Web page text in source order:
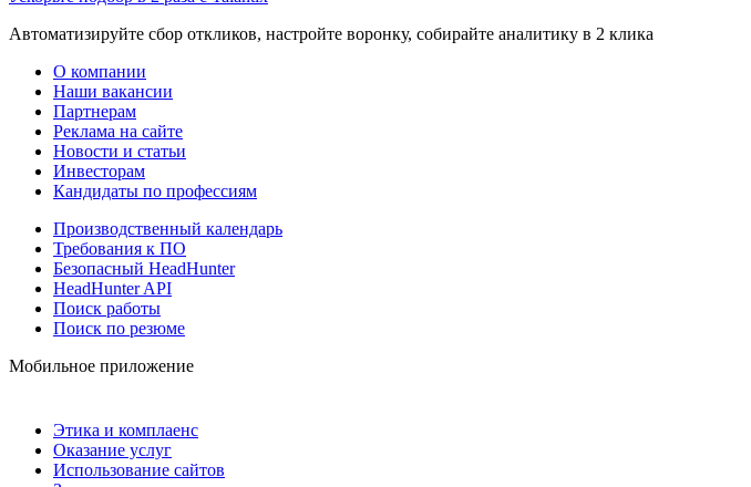
Автоматизируйте сбор откликов, настройте воронку, собирайте аналитику в 2 клика
О компании
Наши вакансии
Партнерам
Реклама на сайте
Новости и статьи
Инвесторам
Кандидаты по профессиям
Производственный календарь
Требования к ПО
Безопасный HeadHunter
HeadHunter API
Поиск работы
Поиск по резюме
Мобильное приложение
Этика и комплаенс
Оказание услуг
Использование сайтов